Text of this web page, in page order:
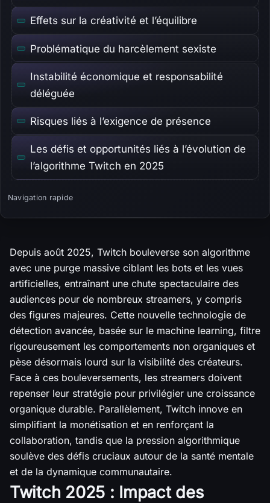
Effets sur la créativité et l’équilibre
Problématique du harcèlement sexiste
Instabilité économique et responsabilité
déléguée
Risques liés à l’exigence de présence
Les défis et opportunités liés à l’évolution de
l’algorithme Twitch en 2025
Navigation rapide
Depuis août 2025, Twitch bouleverse son algorithme
avec une purge massive ciblant les bots et les vues
artificielles, entraînant une chute spectaculaire des
audiences pour de nombreux streamers, y compris
des figures majeures. Cette nouvelle technologie de
détection avancée, basée sur le machine learning, filtre
rigoureusement les comportements non organiques et
pèse désormais lourd sur la visibilité des créateurs.
Face à ces bouleversements, les streamers doivent
repenser leur stratégie pour privilégier une croissance
organique durable. Parallèlement, Twitch innove en
simplifiant la monétisation et en renforçant la
collaboration, tandis que la pression algorithmique
soulève des défis cruciaux autour de la santé mentale
et de la dynamique communautaire.
Twitch 2025 : Impact des